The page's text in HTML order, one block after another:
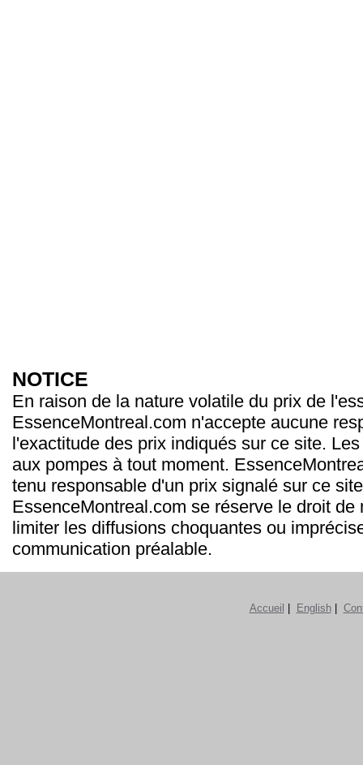
NOTICE
En raison de la nature volatile du prix de
EssenceMontreal.com n'accepte aucune
l'exactitude des prix indiqués sur ce site.
aux pompes à tout moment.
tenu responsable d'un prix signalé sur ce
EssenceMontreal.com se réserve le droit de
limiter les diffusions choquantes ou
communication préalable.
Accueil English|